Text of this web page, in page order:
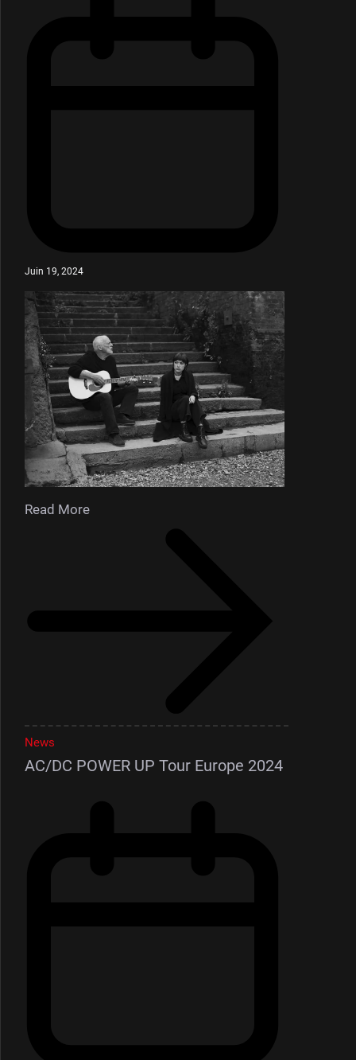
Juin 19, 2024
Read More
News
AC/DC POWER UP Tour Europe 2024